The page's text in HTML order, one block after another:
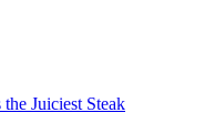
Juiciest Steak